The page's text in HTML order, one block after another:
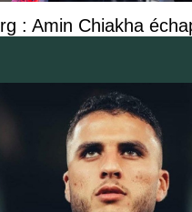
: Amin Chiakha